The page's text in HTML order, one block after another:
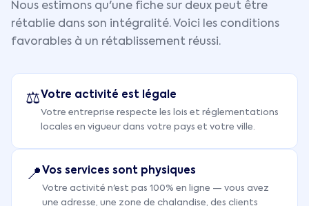
Nous estimons qu'une fiche sur deux peut être
rétablie dans son intégralité. Voici les conditions
favorables à un rétablissement réussi.
⚖️ Votre activité est légale
Votre entreprise respecte les lois et réglementations
locales en vigueur dans votre pays et votre ville.
📍 Vos services sont physiques
Votre activité n'est pas 100% en ligne — vous avez
une adresse, une zone de chalandise, des clients